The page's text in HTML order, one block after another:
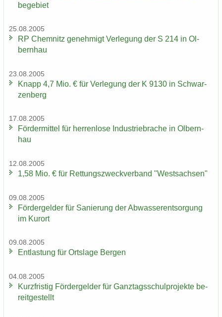
be­ge­biet
25.08.2005
RP Chem­nitz ge­neh­migt Ver­le­gung der S 214 in Ol­
bern­hau
23.08.2005
Knapp 4,7 Mio. € für Ver­le­gung der K 9130 in Schwar­
zen­berg
17.08.2005
För­der­mit­tel für her­ren­lo­se In­dus­trie­bra­che in Ol­bern­
hau
12.08.2005
1,58 Mio. € für Ret­tungs­zweck­ver­band "West­sach­sen"
09.08.2005
För­der­gel­der für Sa­nie­rung der Ab­was­ser­ent­sor­gung
im Kur­ort
09.08.2005
Ent­las­tung für Orts­la­ge Ber­gen
04.08.2005
Kurz­fris­tig För­der­gel­der für Ganz­tags­schul­pro­jek­te be­
reit­ge­stellt